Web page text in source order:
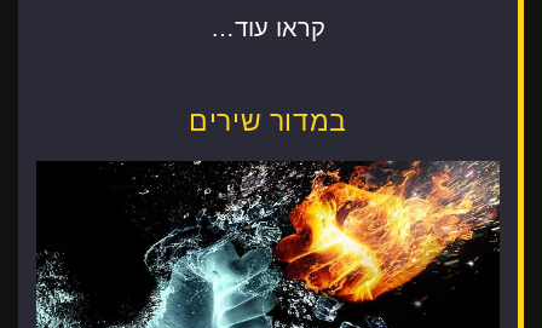
קראו עוד…
במדור שירים